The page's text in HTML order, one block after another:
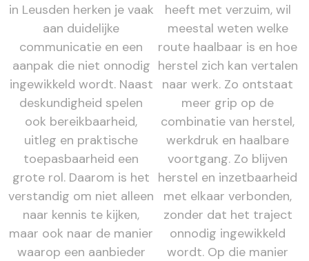
in Leusden herken je vaak
aan duidelijke
communicatie en een
aanpak die niet onnodig
ingewikkeld wordt. Naast
deskundigheid spelen
ook bereikbaarheid,
uitleg en praktische
toepasbaarheid een
grote rol. Daarom is het
verstandig om niet alleen
naar kennis te kijken,
maar ook naar de manier
waarop een aanbieder
heeft met verzuim, wil
meestal weten welke
route haalbaar is en hoe
herstel zich kan vertalen
naar werk. Zo ontstaat
meer grip op de
combinatie van herstel,
werkdruk en haalbare
voortgang. Zo blijven
herstel en inzetbaarheid
met elkaar verbonden,
zonder dat het traject
onnodig ingewikkeld
wordt. Op die manier